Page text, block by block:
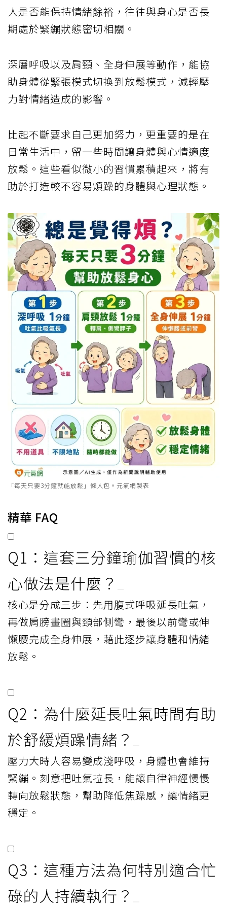
人是否能保持情緒餘裕，往往與身心是否長
期處於緊繃狀態密切相關。
深層呼吸以及肩頸、全身伸展等動作，能協
助身體從緊張模式切換到放鬆模式，減輕壓
力對情緒造成的影響。
比起不斷要求自己更加努力，更重要的是在
日常生活中，留一些時間讓身體與心情適度
放鬆。這些看似微小的習慣累積起來，將有
助於打造較不容易煩躁的身體與心理狀態。
「每天只要3分鐘就能放鬆」懶人包。元氣網製表
精華 FAQ
Q1：這套三分鐘瑜伽習慣的核
心做法是什麼？
核心是分成三步：先用腹式呼吸延長吐氣，
再做肩膀畫圈與頸部側彎，最後以前彎或伸
懶腰完成全身伸展，藉此逐步讓身體和情緒
放鬆。
Q2：為什麼延長吐氣時間有助
於舒緩煩躁情緒？
壓力大時人容易變成淺呼吸，身體也會維持
緊繃。刻意把吐氣拉長，能讓自律神經慢慢
轉向放鬆狀態，幫助降低焦躁感，讓情緒更
穩定。
Q3：這種方法為何特別適合忙
碌的人持續執行？